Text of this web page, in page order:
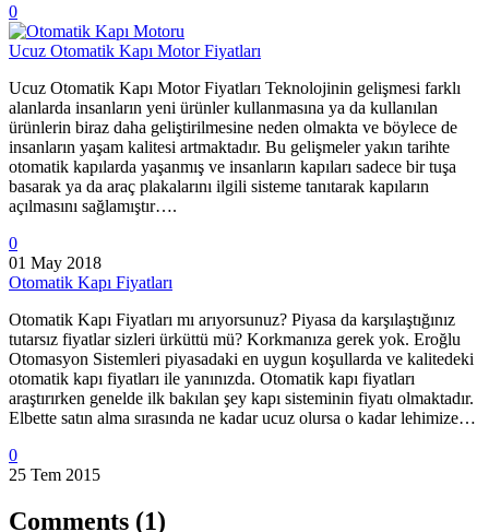
0
Ucuz Otomatik Kapı Motor Fiyatları
Ucuz Otomatik Kapı Motor Fiyatları Teknolojinin gelişmesi farklı
alanlarda insanların yeni ürünler kullanmasına ya da kullanılan
ürünlerin biraz daha geliştirilmesine neden olmakta ve böylece de
insanların yaşam kalitesi artmaktadır. Bu gelişmeler yakın tarihte
otomatik kapılarda yaşanmış ve insanların kapıları sadece bir tuşa
basarak ya da araç plakalarını ilgili sisteme tanıtarak kapıların
açılmasını sağlamıştır….
0
01 May 2018
Otomatik Kapı Fiyatları
Otomatik Kapı Fiyatları mı arıyorsunuz? Piyasa da karşılaştığınız
tutarsız fiyatlar sizleri ürküttü mü? Korkmanıza gerek yok. Eroğlu
Otomasyon Sistemleri piyasadaki en uygun koşullarda ve kalitedeki
otomatik kapı fiyatları ile yanınızda. Otomatik kapı fiyatları
araştırırken genelde ilk bakılan şey kapı sisteminin fiyatı olmaktadır.
Elbette satın alma sırasında ne kadar ucuz olursa o kadar lehimize…
0
25 Tem 2015
Comments (1)